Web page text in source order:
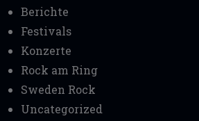
Berichte
Festivals
Konzerte
Rock am Ring
Sweden Rock
Uncategorized